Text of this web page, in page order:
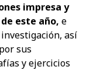
impresa y
este año, e
así
sus
y ejercicios